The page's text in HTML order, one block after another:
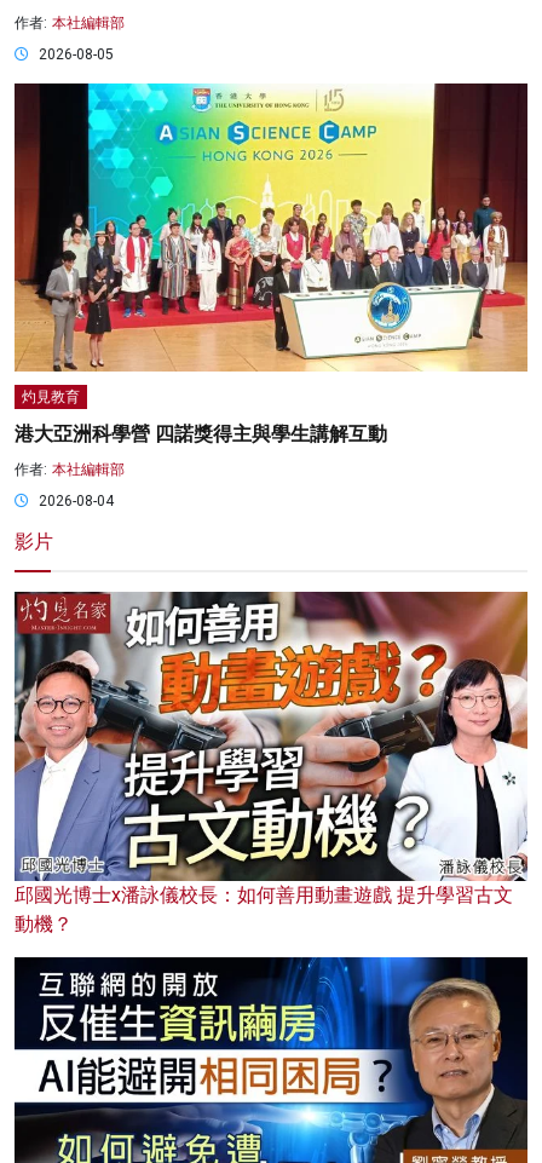
作者: 本社編輯部
2026-08-05
灼見教育
港大亞洲科學營 四諾獎得主與學生講解互動
作者: 本社編輯部
2026-08-04
影片
邱國光博士x潘詠儀校長：如何善用動畫遊戲 提升學習古文
動機？